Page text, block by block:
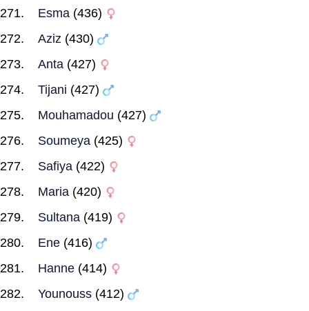
Esma (436)
Aziz (430)
Anta (427)
Tijani (427)
Mouhamadou (427)
Soumeya (425)
Safiya (422)
Maria (420)
Sultana (419)
Ene (416)
Hanne (414)
Younouss (412)